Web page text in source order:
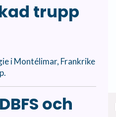
trupp
i Montélimar, Frankrike
och